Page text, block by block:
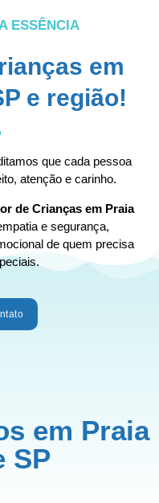
ESSÊNCIA
em
e região!
que cada pessoa
atenção e carinho.
de Crianças em Praia
e segurança,
de quem precisa
em Praia
SP